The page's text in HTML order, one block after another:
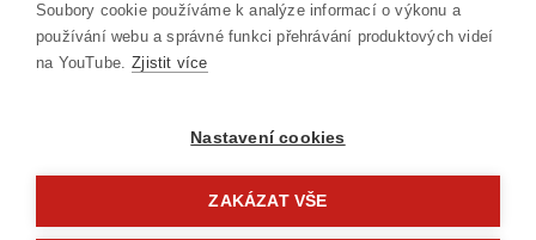
Ruční nářadí a ostatní
Ukaž vše 
Copyright © 2022 Total Tools Česká republika
Soubory cookie používáme k analýze informací o výkonu a
používání webu a správné funkci přehrávání produktových videí
na YouTube. Zjistit více
Nastavení cookies
ZAKÁZAT VŠE